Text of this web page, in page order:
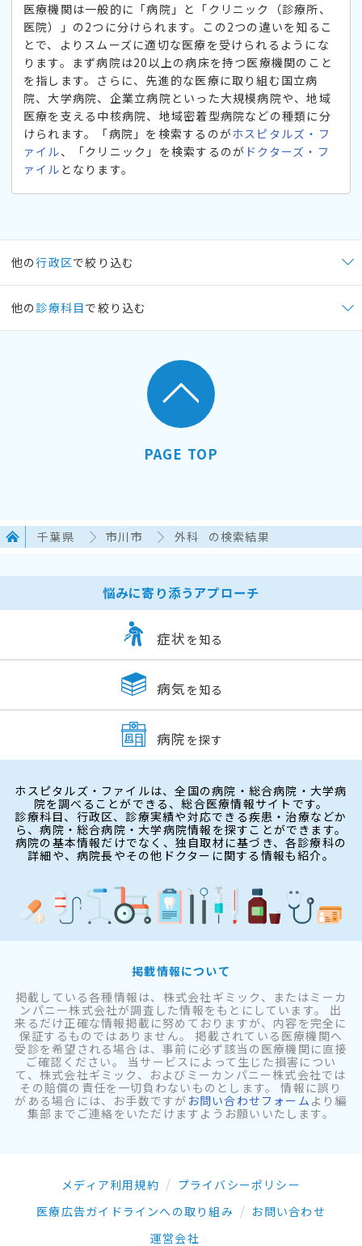
医療機関は一般的に「病院」と「クリニック（診療所、
医院）」の2つに分けられます。この2つの違いを知るこ
とで、よりスムーズに適切な医療を受けられるようにな
ります。まず病院は20以上の病床を持つ医療機関のこと
を指します。さらに、先進的な医療に取り組む国立病
院、大学病院、企業立病院といった大規模病院や、地域
医療を支える中核病院、地域密着型病院などの種類に分
けられます。「病院」を検索するのがホスピタルズ・フ
ァイル、「クリニック」を検索するのが ドクターズ・フ
ァイル となります。
他の行政区で絞り込む
他の 診療科目で絞り込む
PAGE TOP
千葉県 市川市 外科 の検索結果
悩みに寄り添うアプローチ
症状 を知る
病気 を知る
病院 を探す
ホスピタルズ・ファイルは、全国の病院・総合病院・大学病
院を調べることができる、総合医療情報サイトです。
診療科目、行政区、診療実績や対応できる疾患・治療などか
ら、病院・総合病院・大学病院情報を探すことができます。
病院の基本情報だけでなく、独自取材に基づき、各診療科の
詳細や、病院長やその他ドクターに関する情報も紹介。
掲載情報について
掲載している各種情報は、株式会社ギミック、またはミーカ
ンパニー株式会社が調査した情報をもとにしています。 出
来るだけ正確な情報掲載に努めておりますが、内容を完全に
保証するものではありません。 掲載されている医療機関へ
受診を希望される場合は、事前に必ず該当の医療機関に直接
ご確認ください。 当サービスによって生じた損害につい
て、株式会社ギミック、およびミーカンパニー株式会社では
その賠償の責任を一切負わないものとします。 情報に誤り
がある場合には、お手数ですが お問い合わせフォーム より編
集部までご連絡をいただけますようお願いいたします。
メディア利用規約
プライバシーポリシー
医療広告ガイドラインへの取り組み
お問い合わせ
運営会社